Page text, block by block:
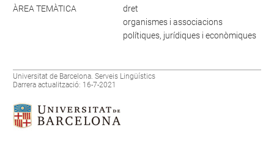
ÀREA TEMÀTICA
dret
organismes i associacions
polítiques, jurídiques i econòmiques
Universitat de Barcelona. Serveis Lingüístics
Darrera actualització: 16-7-2021